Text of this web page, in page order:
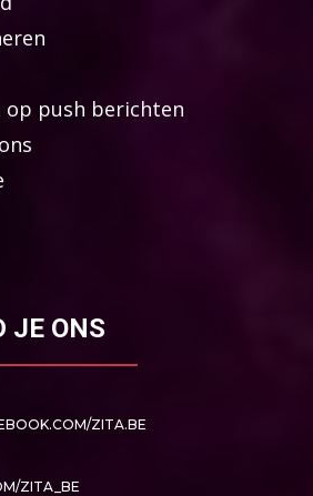
op push berichten
JE ONS
ZITA.BE
ZITA_BE